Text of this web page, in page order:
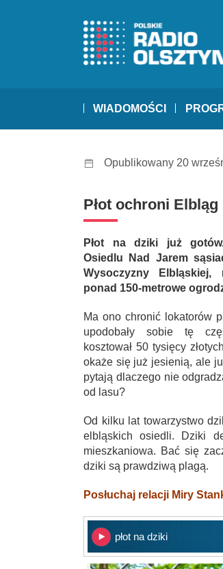
WIADOMOŚCI
Opublikowany 20
Płot ochroni
Płot na dziki już
Osiedlu Nad Jarem
Wysoczyzny Elbląskiej,
ponad 150-metrowe
Ma ono chronić lokatorów
upodobały sobie tę
kosztował 50 tysięcy
okaże się już jesienią, ale
pytają dlaczego nie
od lasu?
Od kilku lat towarzystwo
elbląskich osiedli. Dziki
mieszkaniowa. Bać się
dziki są prawdziwą plagą.
Posłuchaj relacji Miry
płot na dziki